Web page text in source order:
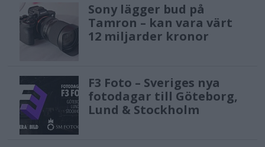
Sony lägger bud på
Tamron – kan vara värt
12 miljarder kronor
F3 Foto – Sveriges nya
fotodagar till Göteborg,
Lund & Stockholm